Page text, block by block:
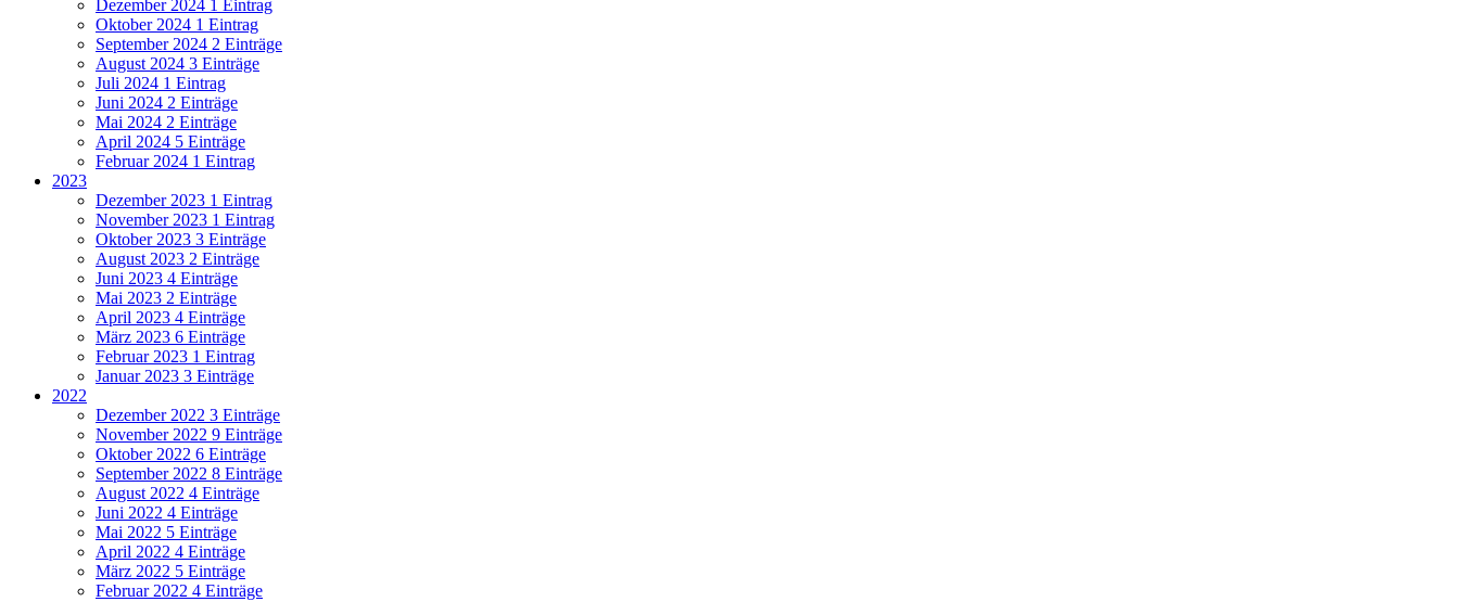
Dezember 2024 1 Eintrag
Oktober 2024 1 Eintrag
September 2024 2 Einträge
August 2024 3 Einträge
Juli 2024 1 Eintrag
Juni 2024 2 Einträge
Mai 2024 2 Einträge
April 2024 5 Einträge
Februar 2024 1 Eintrag
2023
Dezember 2023 1 Eintrag
November 2023 1 Eintrag
Oktober 2023 3 Einträge
August 2023 2 Einträge
Juni 2023 4 Einträge
Mai 2023 2 Einträge
April 2023 4 Einträge
März 2023 6 Einträge
Februar 2023 1 Eintrag
Januar 2023 3 Einträge
2022
Dezember 2022 3 Einträge
November 2022 9 Einträge
Oktober 2022 6 Einträge
September 2022 8 Einträge
August 2022 4 Einträge
Juni 2022 4 Einträge
Mai 2022 5 Einträge
April 2022 4 Einträge
März 2022 5 Einträge
Februar 2022 4 Einträge